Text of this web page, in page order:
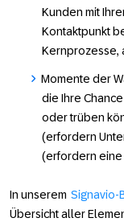
Kunden mit
Kontaktpunkt
Kernprozesse,
Momente der
die Ihre
oder trüben
(erfordern
(erfordern eine
In unserem Signavio-
Übersicht aller